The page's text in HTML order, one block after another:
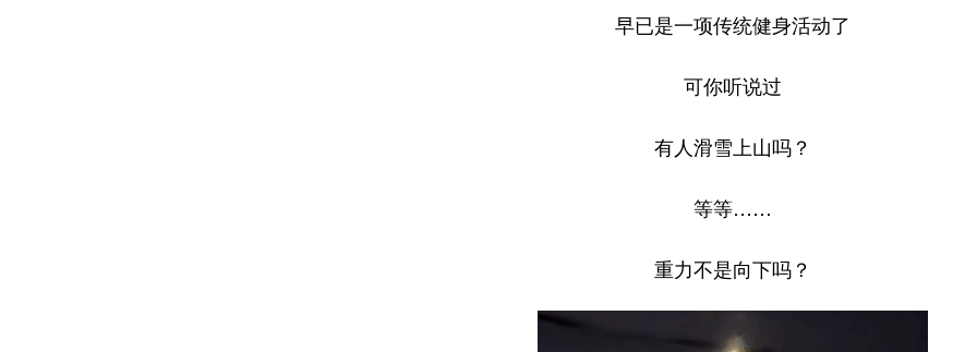
早已是一项传统健身活动了
可你听说过
有人滑雪上山吗？
等等……
重力不是向下吗？